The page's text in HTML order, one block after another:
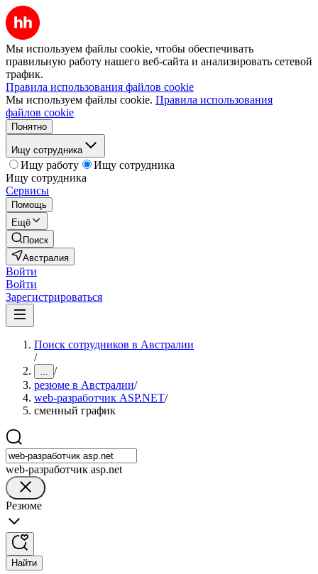
Мы используем файлы cookie, чтобы обеспечивать
правильную работу нашего веб-сайта и анализировать сетевой
трафик.
Правила использования файлов cookie
Мы используем файлы cookie. Правила использования
файлов cookie
Понятно
Ищу сотрудника
Ищу работу
Ищу сотрудника
Ищу сотрудника
Сервисы
Помощь
Ещё
Поиск
Австралия
Войти
Войти
Зарегистрироваться
Поиск сотрудников в Австралии
/
... /
резюме в Австралии/
web-разработчик ASP.NET/
сменный график
web-разработчик asp.net
Резюме
Найти